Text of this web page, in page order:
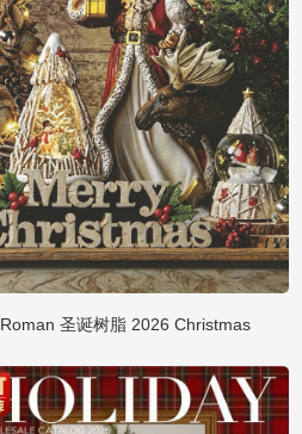
Roman 圣诞树脂 2026 Christmas